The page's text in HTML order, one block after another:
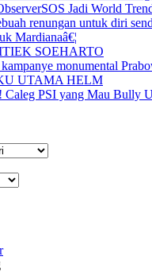
Jadi World
renungan untuk diri
Mardianaâ€¦
SOEHARTO
monumental
UTAMA HELM
PSI yang Mau Bully